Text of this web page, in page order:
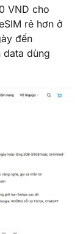
VND cho
rẻ hơn ở
đến
dùng